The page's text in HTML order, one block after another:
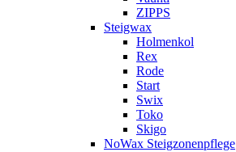
ZIPPS
Steigwax
Holmenkol
Rex
Rode
Start
Swix
Toko
Skigo
NoWax Steigzonenpflege